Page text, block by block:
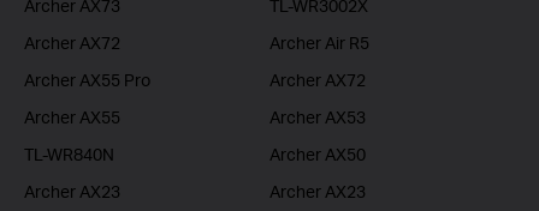
Archer AX73
TL-WR3002X
Archer AX72
Archer Air R5
Archer AX55 Pro
Archer AX72
Archer AX55
Archer AX53
TL-WR840N
Archer AX50
Archer AX23
Archer AX23